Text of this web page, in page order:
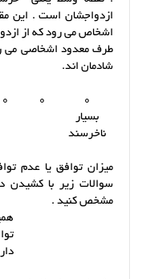
ازدواجشان است . این
اشخاص می رود که از
طرف معدود اشخاصی می
شادمان اند.
0
0
0
بسیار
ناخرسند
میزان توافق یا عدم
سوالات زیر با کشیدن
مشخص کنید .